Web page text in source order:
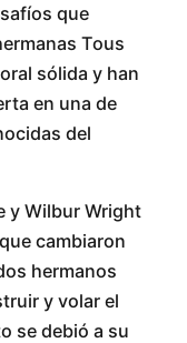
que
Tous
sólida y han
en una de
del
y Wilbur Wright
cambiaron
hermanos
y volar el
se debió a su